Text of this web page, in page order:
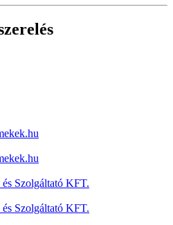
Szolgáltató KFT.
Szolgáltató KFT.